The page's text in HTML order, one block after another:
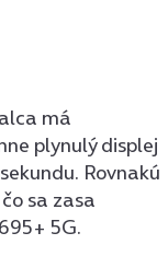
má
plynulý displej
Rovnakú
sa zasa
5G.